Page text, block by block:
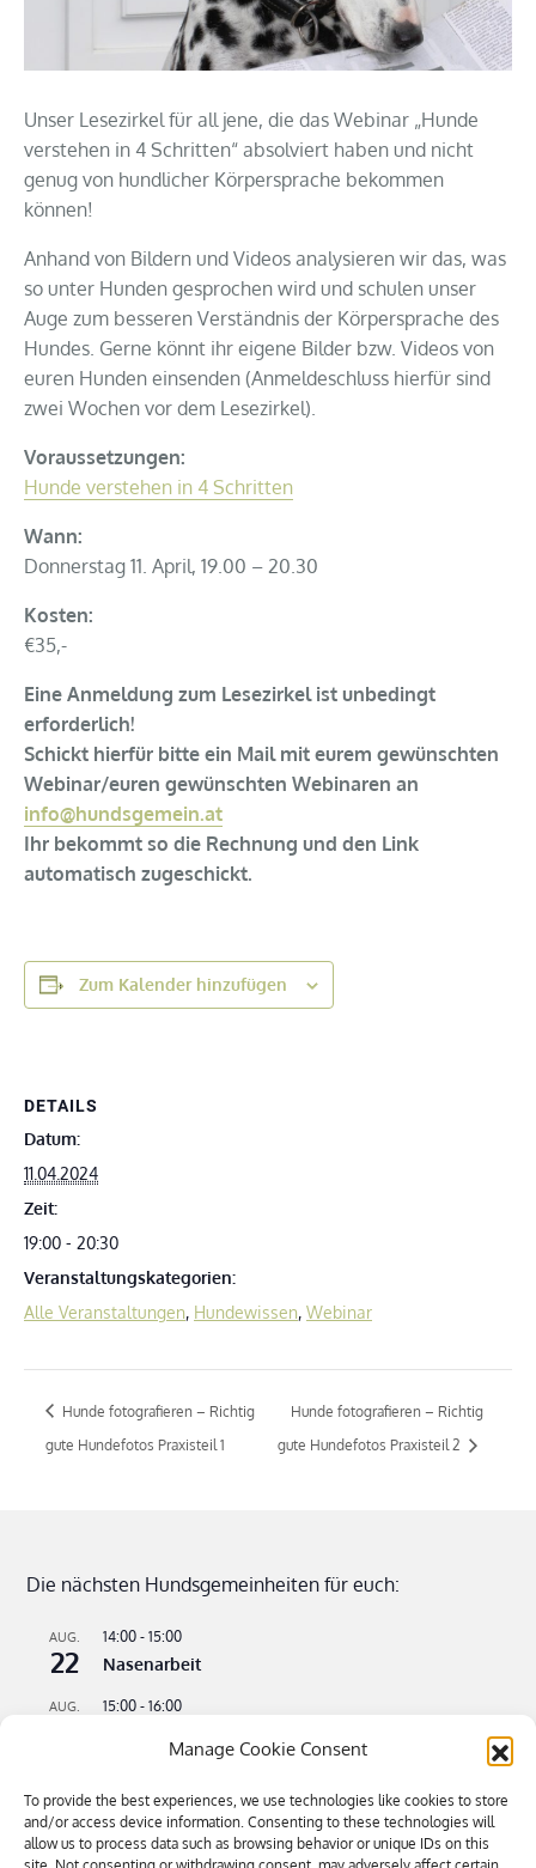
Manage Cookie Consent
To provide the best experiences, we use technologies like cookies to store
and/or access device information. Consenting to these technologies will
allow us to process data such as browsing behavior or unique IDs on this
Unser Lesezirkel für all jene, die das Webinar „Hunde
verstehen in 4 Schritten“ absolviert haben und nicht
genug von hundlicher Körpersprache bekommen
können!
Anhand von Bildern und Videos analysieren wir das, was
so unter Hunden gesprochen wird und schulen unser
Auge zum besseren Verständnis der Körpersprache des
Hundes. Gerne könnt ihr eigene Bilder bzw. Videos von
euren Hunden einsenden (Anmeldeschluss hierfür sind
zwei Wochen vor dem Lesezirkel).
Voraussetzungen:
Hunde verstehen in 4 Schritten
Wann:
Donnerstag 11. April, 19.00 – 20.30
Kosten:
€35,-
Eine Anmeldung zum Lesezirkel ist unbedingt
erforderlich!
Schickt hierfür bitte ein Mail mit eurem gewünschten
Webinar/euren gewünschten Webinaren an
info@hundsgemein.at
Ihr bekommt so die Rechnung und den Link
automatisch zugeschickt.
Zum Kalender hinzufügen
DETAILS
Datum:
11.04.2024
Zeit:
19:00 - 20:30
Veranstaltungskategorien:
Alle Veranstaltungen, Hundewissen, Webinar
Hunde fotografieren – Richtig
gute Hundefotos Praxisteil 1
Hunde fotografieren – Richtig
gute Hundefotos Praxisteil 2
Die nächsten Hundsgemeinheiten für euch:
AUG.
22
14:00 -15:00
Nasenarbeit
AUG. 15:00 -16:00
23 Flusswandern – kühle Pfoten an heißen Tagen
SEP. 16:00- 18:30